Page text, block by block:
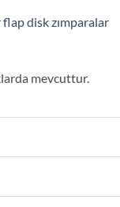
disk zımparalar
mevcuttur.